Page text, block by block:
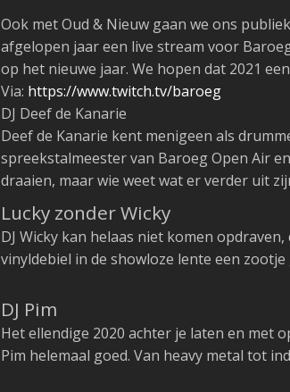
Ook met Oud & Nieuw gaan we ons
afgelopen jaar een live stream voor
op het nieuwe jaar. We hopen dat 2021
Via: https://www.twitch.tv/baroeg
DJ Deef de Kanarie
Deef de Kanarie kent menigeen als
spreekstalmeester van Baroeg Open Air
draaien, maar wie weet wat er verder uit
Lucky zonder Wicky
DJ Wicky kan helaas niet komen
vinyldebiel in de showloze lente een
DJ Pim
Het ellendige 2020 achter je laten en met
Pim helemaal goed. Van heavy metal tot